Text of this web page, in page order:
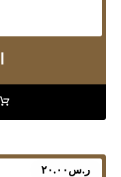
ر.س ٢٠.٠٠